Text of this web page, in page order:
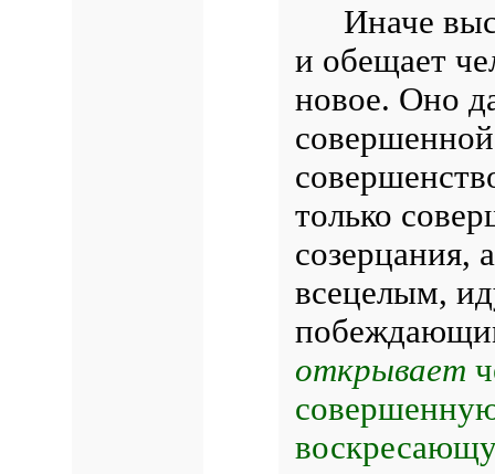
Иначе
и обещает
новое. Оно
только
созерцания,
всецелым,
открывает